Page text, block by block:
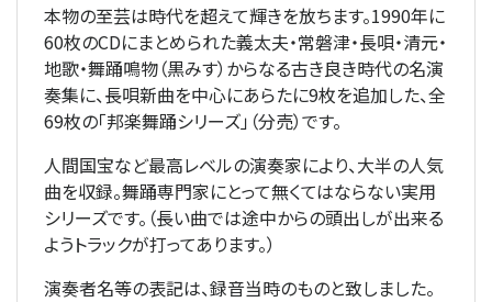
本物の至芸は時代を超えて輝きを放ちます。1990年に
60枚のCDにまとめられた義太夫・常磐津・長唄・清元・
地歌・舞踊鳴物（黒みす）からなる古き良き時代の名演
奏集に、長唄新曲を中心にあらたに9枚を追加した、全
69枚の「邦楽舞踊シリーズ」（分売）です。
人間国宝など最高レベルの演奏家により、大半の人気
曲を収録。舞踊専門家にとって無くてはならない実用
シリーズです。（長い曲では途中からの頭出しが出来る
ようトラックが打ってあります。）
演奏者名等の表記は、録音当時のものと致しました。